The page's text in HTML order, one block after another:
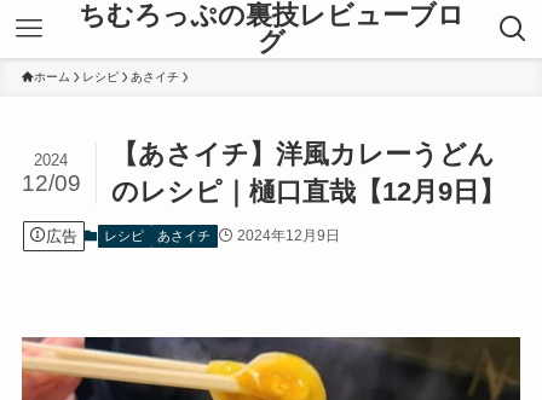
ちむろっぷの裏技レビューブロ
グ
ホーム レシピ あさイチ
【あさイチ】洋風カレーうどん
のレシピ｜樋口直哉【12月9日】
2024
12/09
広告 レシピ あさイチ 2024年12月9日